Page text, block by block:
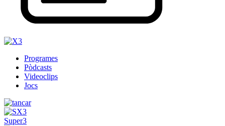
Programes
Pòdcasts
Videoclips
Jocs
Super3